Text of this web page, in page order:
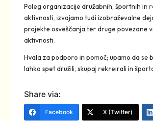
Poleg organizacije družabnih, športnih in
aktivnosti, izvajamo tudi izobraževalne
projekte osveščanja ter druge povezane
aktivnosti.
Hvala za podporo in pomoč; upamo da se
lahko spet družili, skupaj rekreirali in
Share via:
Facebook X (Twitter)